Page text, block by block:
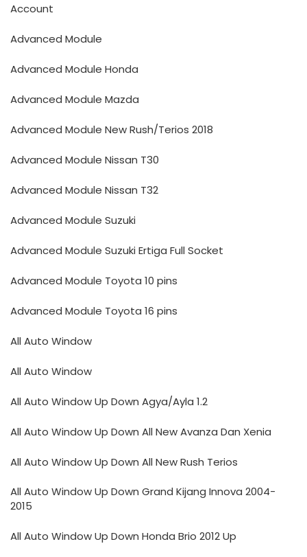
Account
Advanced Module
Advanced Module Honda
Advanced Module Mazda
Advanced Module New Rush/Terios 2018
Advanced Module Nissan T30
Advanced Module Nissan T32
Advanced Module Suzuki
Advanced Module Suzuki Ertiga Full Socket
Advanced Module Toyota 10 pins
Advanced Module Toyota 16 pins
All Auto Window
All Auto Window
All Auto Window Up Down Agya/Ayla 1.2
All Auto Window Up Down All New Avanza Dan Xenia
All Auto Window Up Down All New Rush Terios
All Auto Window Up Down Grand Kijang Innova 2004-
2015
All Auto Window Up Down Honda Brio 2012 Up